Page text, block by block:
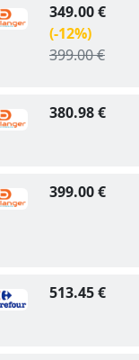
349.00 €
(-12%)
399.00 €
380.98 €
399.00 €
513.45 €